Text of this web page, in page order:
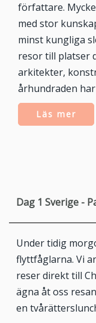
författare.
med stor
minst kungliga
resor till platser
arkitekter,
århundraden
Läs mer
Dag 1 Sverige -
Under tidig
flyttfåglarna. Vi
reser direkt till
ägna åt oss
en